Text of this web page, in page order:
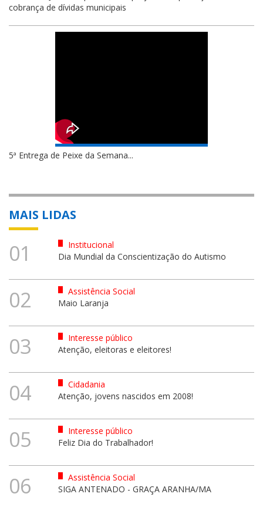
cobrança de dívidas municipais
5ª Entrega de Peixe da Semana...
MAIS LIDAS
01
Institucional
Dia Mundial da Conscientização do Autismo
02
Assistência Social
Maio Laranja
03
Interesse público
Atenção, eleitoras e eleitores!
04
Cidadania
Atenção, jovens nascidos em 2008!
05
Interesse público
Feliz Dia do Trabalhador!
06
Assistência Social
SIGA ANTENADO - GRAÇA ARANHA/MA